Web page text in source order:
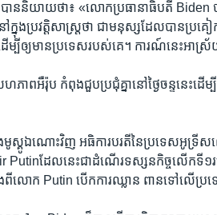
ាន​និយាយ​ថា៖ «លោក​ប្រធានាធិបតី
ក្នុង​ប្រវត្តិសាស្រ្តថា ជា​មនុស្ស​ដែល​បាន​ប្រ
ើម្បី​ឲ្យ​មាន​ប្រទេសរបស់​គេ។ ការណ៍​នេះអា
សហភាព​អឺរ៉ុប កំពុង​ជួប​ប្រជុំ​គ្នា​នៅ​ថ្ងៃ​ចន្ទ​នេះ​ដ
ស្គូ​ឯណោះ​វិញ អធិការបរតី​នៃ​ប្រទេស​អូទ្រីស​
Putinដែល​នេះជា​ដំណើរ​ទស្សនកិច្ច​លើក​ទី១​
ពី​លោក Putin បើក​ការឈ្លាន ពានទៅលើ​ប្រ